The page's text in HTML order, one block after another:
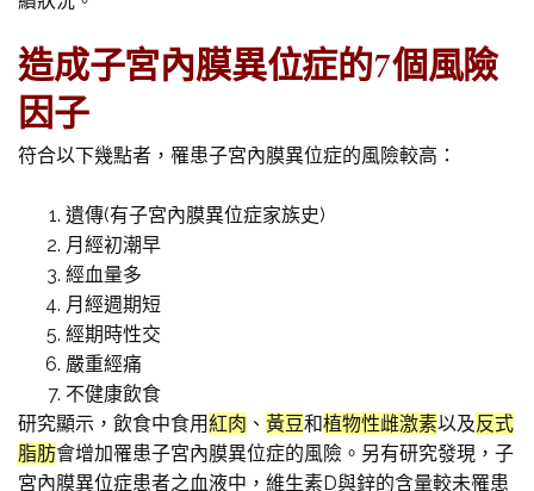
造成子宮內膜異位症的7個風險
因子
符合以下幾點者，罹患子宮內膜異位症的風險較高：
遺傳(有子宮內膜異位症家族史)
月經初潮早
經血量多
月經週期短
經期時性交
嚴重經痛
不健康飲食
研究顯示，飲食中食用紅肉 、 黃豆和植物性雌激素以及反式
脂肪會增加罹患子宮內膜異位症的風險。另有研究發現，子
宮內膜異位症患者之血液中，維生素D與鋅的含量較未罹患